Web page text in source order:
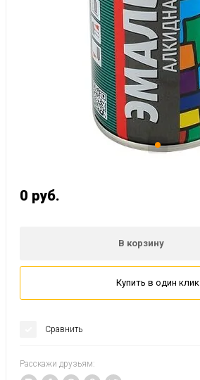
0 руб.
В корзину
Купить в один клик
Сравнить
Расскажи друзьям: